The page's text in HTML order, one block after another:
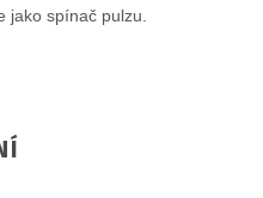
jako spínač pulzu.